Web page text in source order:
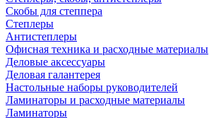
Скобы для степпера
Степлеры
Антистеплеры
Офисная техника и расходные материалы
Деловые аксессуары
Деловая галантерея
Настольные наборы руководителей
Ламинаторы и расходные материалы
Ламинаторы